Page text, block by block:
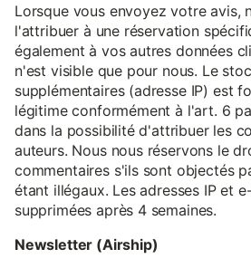
Lorsque vous envoyez votre avis,
l'attribuer à une réservation
également à vos autres données
n'est visible que pour nous. Le
supplémentaires (adresse IP) est
légitime conformément à l'art. 6
dans la possibilité d'attribuer les
auteurs. Nous nous réservons le
commentaires s'ils sont objectés
étant illégaux. Les adresses IP et
supprimées après 4 semaines.
Newsletter (Airship)